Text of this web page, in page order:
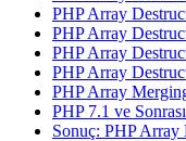
PHP Array
PHP Array
PHP Array
PHP Array
PHP Array
PHP 7.1 ve
Sonuç: PHP